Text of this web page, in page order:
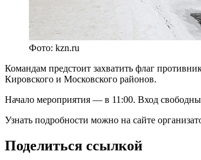
Фото: kzn.ru
Командам предстоит захватить флаг
Кировского и Московского районов.
Начало мероприятия — в 11:00. Вход
Узнать подробности можно на сайте
Поделиться ссылкой